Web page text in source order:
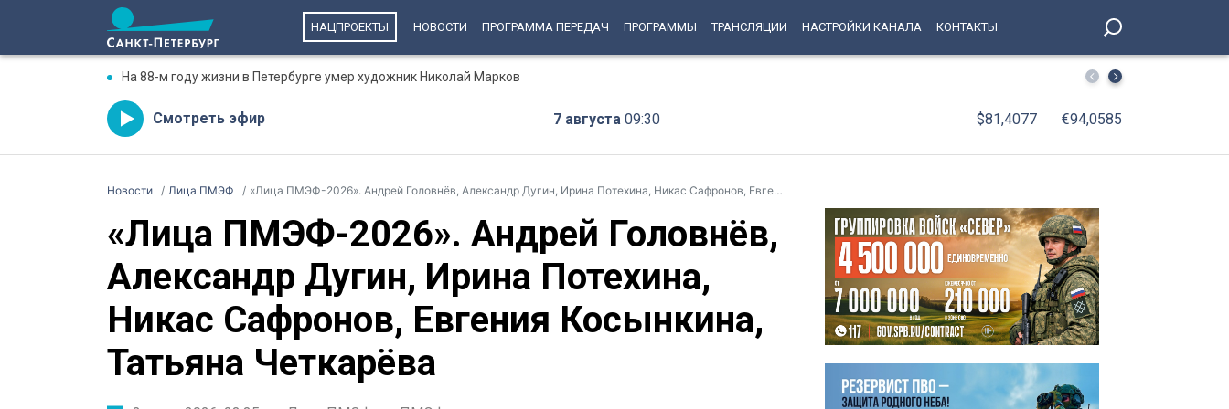
НАЦПРОЕКТЫ НОВОСТИ ПРОГРАММА ПЕРЕДАЧ ПРОГРАММЫ ТРАНСЛЯЦИИ НАСТРОЙКИ КАНАЛА КОНТАКТЫ
На 88-м году жизни в Петербурге умер художник Николай Марков Свыше 8,5 тонны опасного мяса сняли с прилавков в
Смотреть эфир 7 августа 09:30 $81,4077 €94,0585
Новости Лица ПМЭФ «Лица ПМЭФ-2026». Андрей Головнёв, Александр Дугин, Ирина Потехина, Никас Сафронов, Евгения Косынкина, Татьяна Четкарёва
«Лица ПМЭФ-2026». Андрей Головнёв,
Александр Дугин, Ирина Потехина,
Никас Сафронов, Евгения Косынкина,
Татьяна Четкарёва